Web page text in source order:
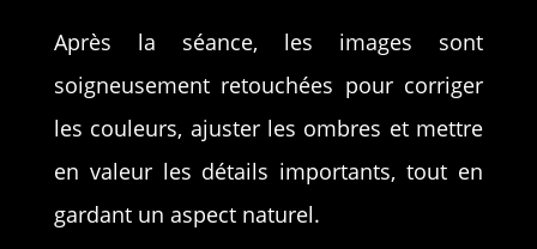
Après la séance, les images sont
soigneusement retouchées pour corriger
les couleurs, ajuster les ombres et mettre
en valeur les détails importants, tout en
gardant un aspect naturel.